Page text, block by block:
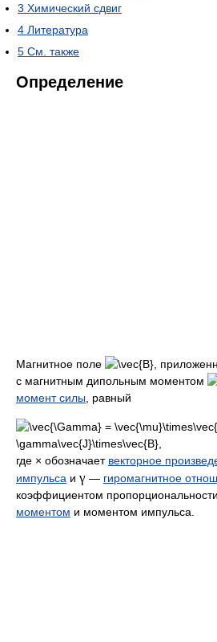
3 Химический сдвиг
4 Литература
5 См. также
Определение
Магнитное поле
с магнитным дипольным моментом
момент силы , равный
где × обозначает векторное
импульса и γ — гиромагнитное
коэффициентом
моментом и моментом импульса.